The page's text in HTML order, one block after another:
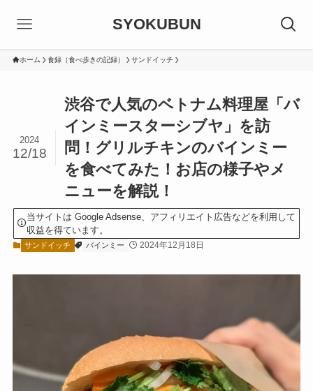
SYOKUBUN
ホーム 食録（食べ歩きの記録） サンドイッチ
渋谷で人気のベトナム料理屋「バ
インミースターシブヤ」を訪
問！グリルチキンのバインミー
を食べてみた！お店の様子やメ
ニューを解説！
2024
12/18
当サイトは Google Adsense、アフィリエイト広告などを利用して
収益を得ています。
サンドイッチ バインミー 2024年12月18日